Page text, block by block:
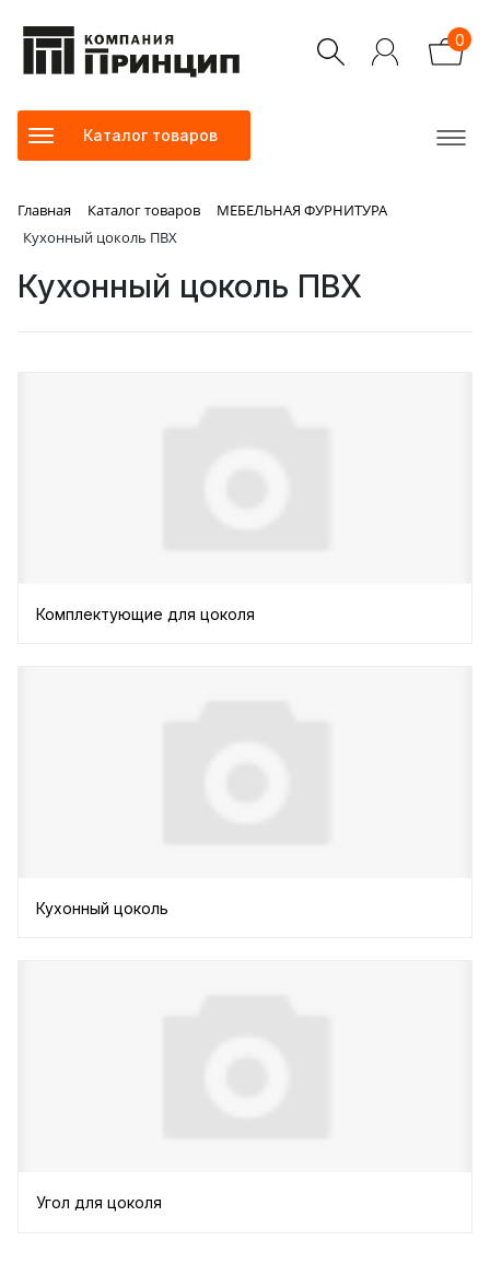
0
Каталог товаров
Главная Каталог товаров
МЕБЕЛЬНАЯ ФУРНИТУРА
Кухонный цоколь ПВХ
Кухонный цоколь ПВХ
Комплектующие для цоколя
Кухонный цоколь
Угол для цоколя